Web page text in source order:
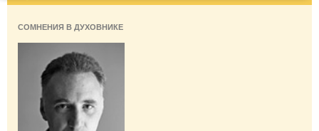
СОМНЕНИЯ В ДУХОВНИКЕ